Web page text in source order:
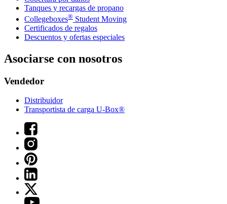
Tanques y recargas de propano
Collegeboxes® Student Moving
Certificados de regalos
Descuentos y ofertas especiales
Asociarse con nosotros
Vendedor
Distribuidor
Transportista de carga U-Box®